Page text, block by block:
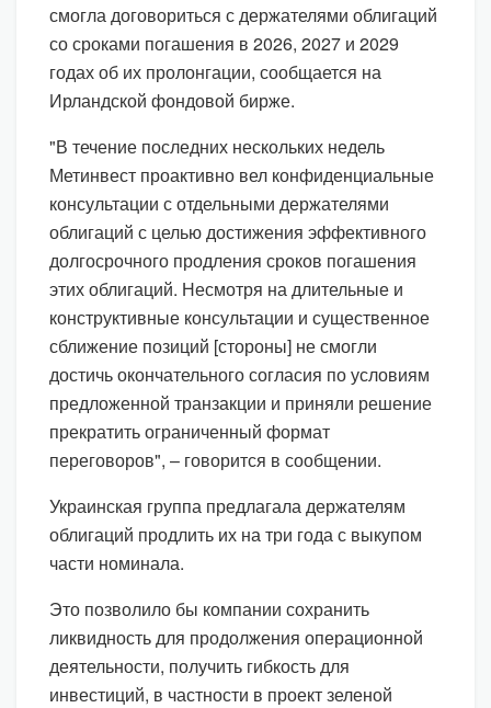
смогла договориться с держателями облигаций
со сроками погашения в 2026, 2027 и 2029
годах об их пролонгации, сообщается на
Ирландской фондовой бирже.
"В течение последних нескольких недель
Метинвест проактивно вел конфиденциальные
консультации с отдельными держателями
облигаций с целью достижения эффективного
долгосрочного продления сроков погашения
этих облигаций. Несмотря на длительные и
конструктивные консультации и существенное
сближение позиций [стороны] не смогли
достичь окончательного согласия по условиям
предложенной транзакции и приняли решение
прекратить ограниченный формат
переговоров", – говорится в сообщении.
Украинская группа предлагала держателям
облигаций продлить их на три года с выкупом
части номинала.
Это позволило бы компании сохранить
ликвидность для продолжения операционной
деятельности, получить гибкость для
инвестиций, в частности в проект зеленой